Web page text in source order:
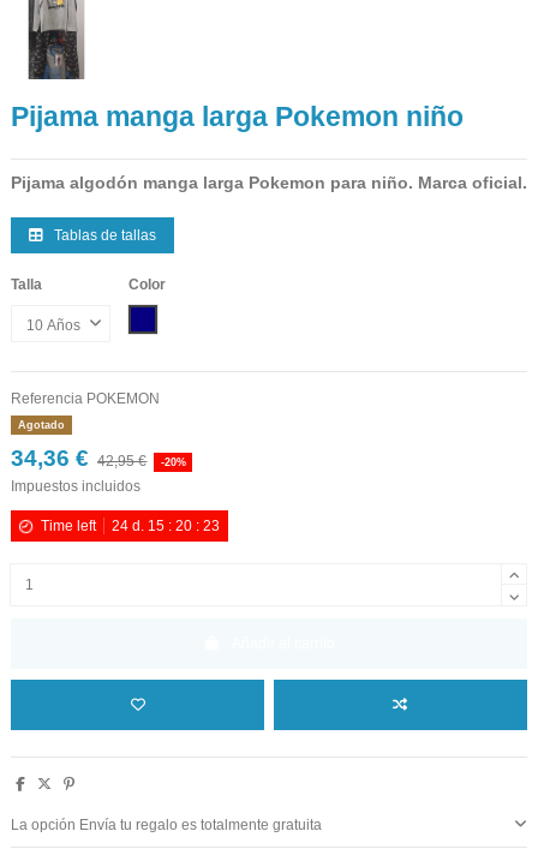
Pijama manga larga Pokemon niño
Pijama algodón manga larga Pokemon para niño. Marca oficial.
Tablas de tallas
Talla
Color
Referencia POKEMON
Agotado
34,36 € 42,95 € -20%
Impuestos incluidos
Time left 24 d. 15 :20 :23
La opción Envía tu regalo es totalmente gratuita